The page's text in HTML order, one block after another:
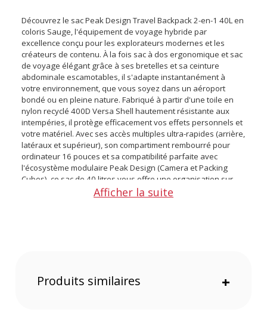
Découvrez le sac Peak Design Travel Backpack 2-en-1 40L en
coloris Sauge, l'équipement de voyage hybride par
excellence conçu pour les explorateurs modernes et les
créateurs de contenu. À la fois sac à dos ergonomique et sac
de voyage élégant grâce à ses bretelles et sa ceinture
abdominale escamotables, il s'adapte instantanément à
votre environnement, que vous soyez dans un aéroport
bondé ou en pleine nature. Fabriqué à partir d'une toile en
nylon recyclé 400D Versa Shell hautement résistante aux
intempéries, il protège efficacement vos effets personnels et
votre matériel. Avec ses accès multiples ultra-rapides (arrière,
latéraux et supérieur), son compartiment rembourré pour
ordinateur 16 pouces et sa compatibilité parfaite avec
l'écosystème modulaire Peak Design (Camera et Packing
Cubes), ce sac de 40 litres vous offre une organisation sur
mesure imbattable. Voyagez avec style, confort et sérénité
Pour toute demande ou utilisation, rendez-vous sur le site
Afficher la suite
Produits similaires +